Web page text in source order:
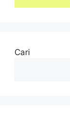
Cari